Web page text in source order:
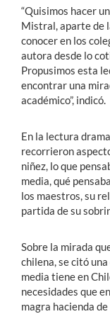
“Quisimos hacer
Mistral, aparte de
conocer en los
autora desde lo
Propusimos esta
encontrar una
académico”, indicó.
En la lectura
recorrieron
niñez, lo que
media, qué
los maestros, su
partida de su
Sobre la mirada
chilena, se citó
media tiene en
necesidades que
magra hacienda